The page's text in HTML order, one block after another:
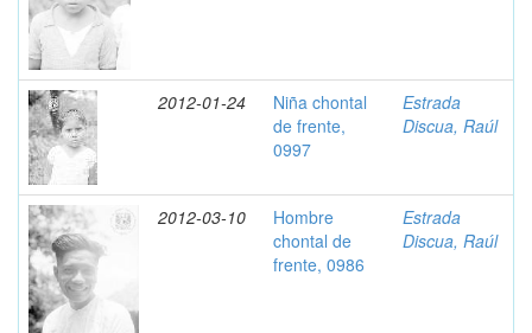
2012-01-24
Niña chontal
de frente,
0997
Estrada
Discua, Raúl
2012-03-10
Hombre
chontal de
frente, 0986
Estrada
Discua, Raúl